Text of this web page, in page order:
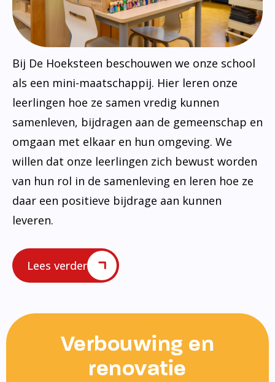
Bij De Hoeksteen beschouwen we onze school
als een mini-maatschappij. Hier leren onze
leerlingen hoe ze samen vredig kunnen
samenleven, bijdragen aan de gemeenschap en
omgaan met elkaar en hun omgeving. We
willen dat onze leerlingen zich bewust worden
van hun rol in de samenleving en leren hoe ze
daar een positieve bijdrage aan kunnen
leveren.
Lees verder
Verbouwing en
renovatie